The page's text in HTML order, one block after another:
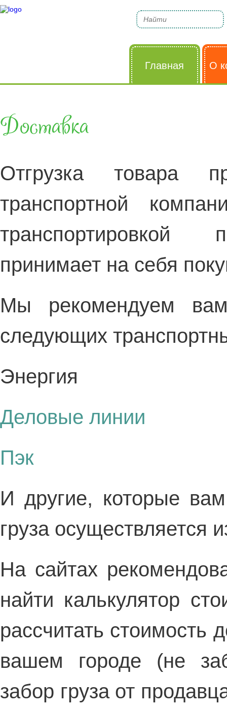
Главная О
Доставка
Отгрузка товара
транспортной
транспортировкой
принимает на себя
Мы рекомендуем вам
следующих
Энергия
Деловые линии
Пэк
И другие, которые
груза осуществляется
На сайтах
найти калькулятор
рассчитать стоимость
вашем городе (не
забор груза от